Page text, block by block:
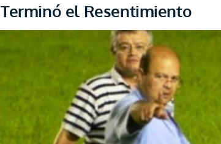
Terminó el Resentimiento